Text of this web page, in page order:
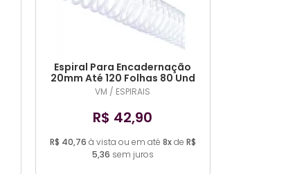
Espiral Para Encadernação
20mm Até 120 Folhas 80 Und
(COR DIVERSA)
VM / ESPIRAIS
R$ 42,90
R$ 40,76 à vista ou em até 8xde R$
5,36 sem juros